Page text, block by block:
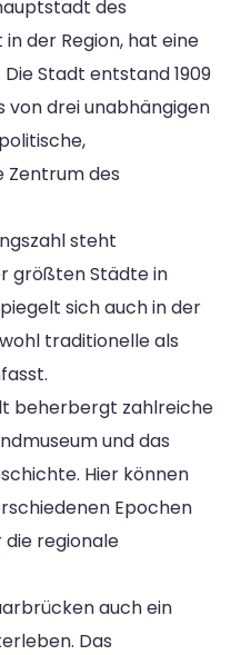
des
der Region, hat eine
Stadt entstand 1909
von drei unabhängigen
des
steht
größten Städte in
sich auch in der
traditionelle als
beherbergt zahlreiche
und das
Hier können
Epochen
regionale
auch ein
Das